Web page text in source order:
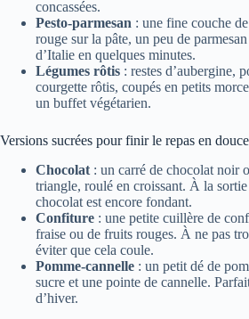
concassées.
Pesto-parmesan : une fine couche
rouge sur la pâte, un peu de
d’Italie en quelques minutes.
Légumes rôtis : restes d’aubergine,
courgette rôtis, coupés en petits
un buffet végétarien.
Versions sucrées pour finir le repas en
Chocolat : un carré de chocolat noir
triangle, roulé en croissant. À la
chocolat est encore fondant.
Confiture : une petite cuillère de
fraise ou de fruits rouges. À ne pas
éviter que cela coule.
Pomme-cannelle : un petit dé de
sucre et une pointe de cannelle.
d’hiver.